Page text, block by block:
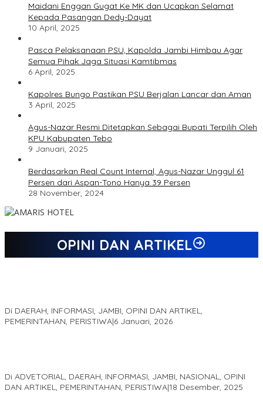
Maidani Enggan Gugat Ke MK dan Ucapkan Selamat
Kepada Pasangan Dedy-Dayat
10 April, 2025
Pasca Pelaksanaan PSU, Kapolda Jambi Himbau Agar
Semua Pihak Jaga Situasi Kamtibmas
6 April, 2025
Kapolres Bungo Pastikan PSU Berjalan Lancar dan Aman
3 April, 2025
Agus-Nazar Resmi Ditetapkan Sebagai Bupati Terpilih Oleh
KPU Kabupaten Tebo
9 Januari, 2025
Berdasarkan Real Count Internal, Agus-Nazar Unggul 61
Persen dari Aspan-Tono Hanya 39 Persen
28 November, 2024
OPINI DAN ARTIKEL
Di DAERAH, INFORMASI, JAMBI, OPINI DAN ARTIKEL,
PEMERINTAHAN, PERISTIWA|6 Januari, 2026
Di ADVETORIAL, DAERAH, INFORMASI, JAMBI, NASIONAL, OPINI
DAN ARTIKEL, PEMERINTAHAN, PERISTIWA|18 Desember, 2025